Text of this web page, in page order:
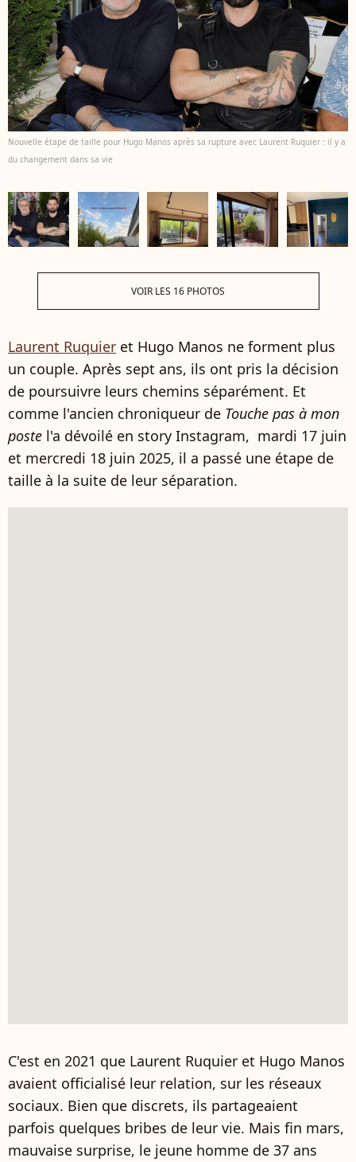
Nouvelle étape de taille pour Hugo Manos après sa rupture avec Laurent Ruquier : il y a
du changement dans sa vie
VOIR LES 16 PHOTOS
Laurent Ruquier et Hugo Manos ne forment plus
un couple. Après sept ans, ils ont pris la décision
de poursuivre leurs chemins séparément. Et
comme l'ancien chroniqueur de Touche pas à mon
poste l'a dévoilé en story Instagram, mardi 17 juin
et mercredi 18 juin 2025, il a passé une étape de
taille à la suite de leur séparation.
C'est en 2021 que Laurent Ruquier et Hugo Manos
avaient officialisé leur relation, sur les réseaux
sociaux. Bien que discrets, ils partageaient
parfois quelques bribes de leur vie. Mais fin mars,
mauvaise surprise, le jeune homme de 37 ans